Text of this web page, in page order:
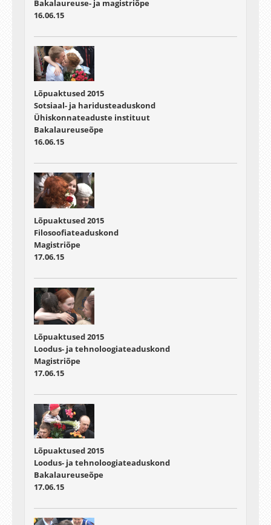
Bakalaureuse- ja magistriõpe
16.06.15
Lõpuaktused 2015
Sotsiaal- ja haridusteaduskond
Ühiskonnateaduste instituut
Bakalaureuseõpe
16.06.15
Lõpuaktused 2015
Filosoofiateaduskond
Magistriõpe
17.06.15
Lõpuaktused 2015
Loodus- ja tehnoloogiateaduskond
Magistriõpe
17.06.15
Lõpuaktused 2015
Loodus- ja tehnoloogiateaduskond
Bakalaureuseõpe
17.06.15